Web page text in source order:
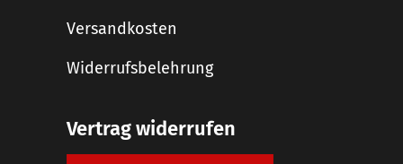
Versandkosten
Widerrufsbelehrung
Vertrag widerrufen